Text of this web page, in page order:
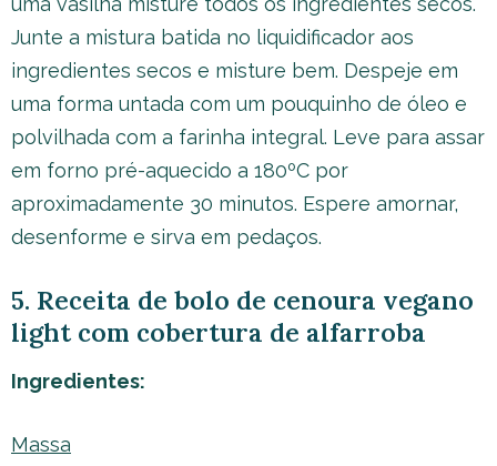
Junte a mistura batida no liquidificador aos
ingredientes secos e misture bem. Despeje em
uma forma untada com um pouquinho de óleo e
polvilhada com a farinha integral. Leve para assar
em forno pré-aquecido a 180ºC por
aproximadamente 30 minutos. Espere amornar,
desenforme e sirva em pedaços.
5. Receita de bolo de cenoura vegano
light com cobertura de alfarroba
Ingredientes:
Massa